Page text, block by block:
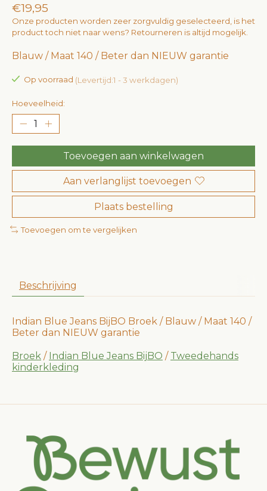
€19,95
Onze producten worden zeer zorgvuldig geselecteerd, is het
product toch niet naar wens? Retourneren is altijd mogelijk.
Blauw / Maat 140 / Beter dan NIEUW garantie
Op voorraad (Levertijd:1 - 3 werkdagen)
Hoeveelheid:
Toevoegen aan winkelwagen
Aan verlanglijst toevoegen
Plaats bestelling
Toevoegen om te vergelijken
Beschrijving
Indian Blue Jeans BijBO Broek / Blauw / Maat 140 /
Beter dan NIEUW garantie
Broek / Indian Blue Jeans BijBO / Tweedehands
kinderkleding